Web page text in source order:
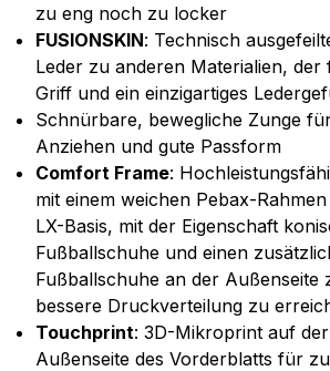
zu eng noch zu locker
FUSIONSKIN: Technisch
Leder zu anderen Materialien,
Griff und ein einzigartiges
Schnürbare, bewegliche Zunge
Anziehen und gute Passform
Comfort Frame:
mit einem weichen Pebax-
LX-Basis, mit der Eigenschaft
Fußballschuhe und einen
Fußballschuhe an der Außenseite
bessere Druckverteilung zu
Touchprint: 3D-Mikroprint auf
Außenseite des Vorderblatts für